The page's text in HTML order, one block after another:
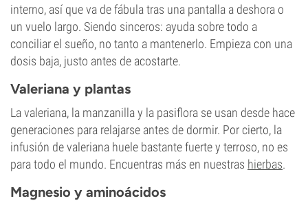
interno, así que va de fábula tras una pantalla a deshora o
un vuelo largo. Siendo sinceros: ayuda sobre todo a
conciliar el sueño, no tanto a mantenerlo. Empieza con una
dosis baja, justo antes de acostarte.
Valeriana y plantas
La valeriana, la manzanilla y la pasiflora se usan desde hace
generaciones para relajarse antes de dormir. Por cierto, la
infusión de valeriana huele bastante fuerte y terroso, no es
para todo el mundo. Encuentras más en nuestras hierbas.
Magnesio y aminoácidos